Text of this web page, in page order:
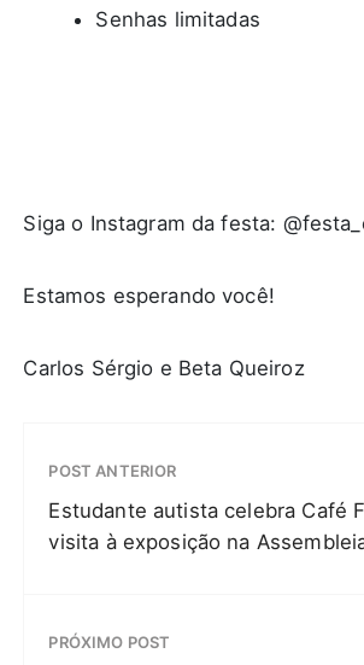
Senhas limitadas
Siga o Instagram da festa:
Estamos esperando você!
Carlos Sérgio e Beta Queiroz
POST ANTERIOR
Estudante autista celebra Café
visita à exposição na
PRÓXIMO POST